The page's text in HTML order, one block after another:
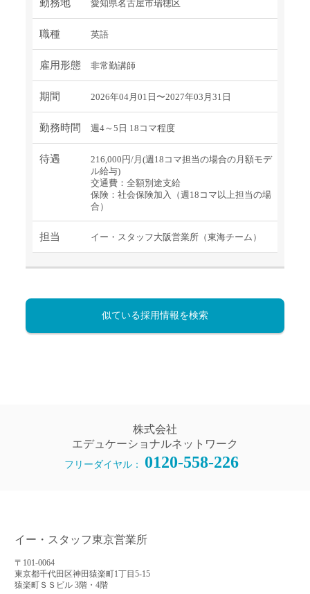
勤務地 愛知県名古屋市瑞穂区
職種 英語
雇用形態 非常勤講師
期間 2026年04月01日〜2027年03月31日
勤務時間 週4～5日 18コマ程度
待遇
216,000円/月(週18コマ担当の場合の月額モデ
ル給与)
交通費：全額別途支給
保険：社会保険加入（週18コマ以上担当の場
合）
担当 イー・スタッフ大阪営業所（東海チーム）
似ている採用情報を検索
株式会社
エデュケーショナルネットワーク
フリーダイヤル： 0120-558-226
イー・スタッフ東京営業所
〒101-0064
東京都千代田区神田猿楽町1丁目5-15
猿楽町ＳＳビル 3階・4階